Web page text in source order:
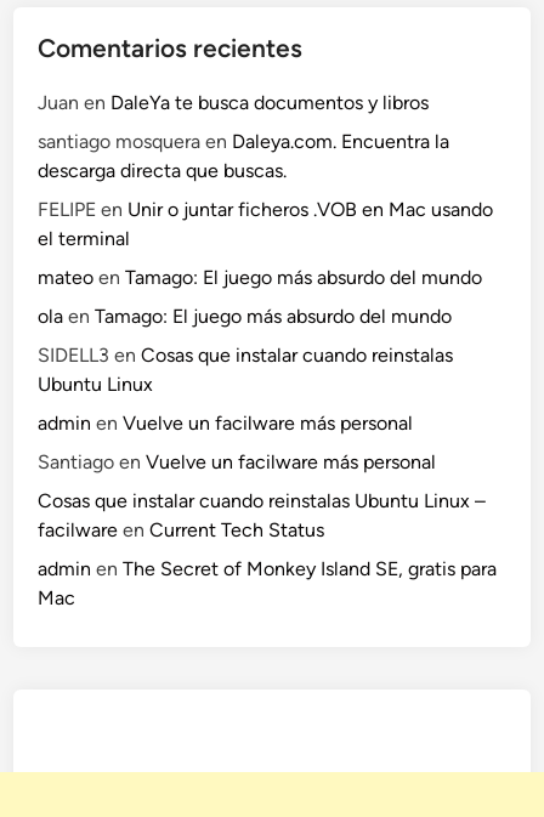
Comentarios recientes
Juan en DaleYa te busca documentos y libros
santiago mosquera en Daleya.com. Encuentra la
descarga directa que buscas.
FELIPE en Unir o juntar ficheros .VOB en Mac usando
el terminal
mateo enTamago: El juego más absurdo del mundo
ola enTamago: El juego más absurdo del mundo
SIDELL3 enCosas que instalar cuando reinstalas
Ubuntu Linux
admin enVuelve un facilware más personal
Santiago enVuelve un facilware más personal
Cosas que instalar cuando reinstalas Ubuntu Linux –
facilware enCurrent Tech Status
admin enThe Secret of Monkey Island SE, gratis para
Mac